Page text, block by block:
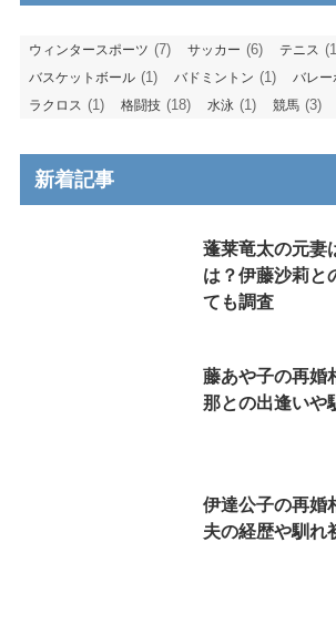
ウィンタースポーツ (7) サッカー (6) テニス
バスケットボール (1) バドミントン (1) バレ
ラクロス (1) 格闘技 (18) 水泳 (1) 競馬 (3)
新着記事
蓬莱竜太の元妻
は？伊藤沙莉と
ても調査
藤あや子の再婚
那との出逢いや
伊達公子の再婚
夫の経歴や馴れ